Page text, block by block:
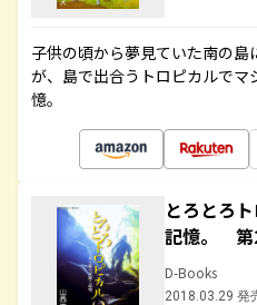
子供の頃から夢見ていた南の
が、島で出合うトロピカルで
憶。
とろとろ
記憶。 第
D-Books
2018.03.29 発